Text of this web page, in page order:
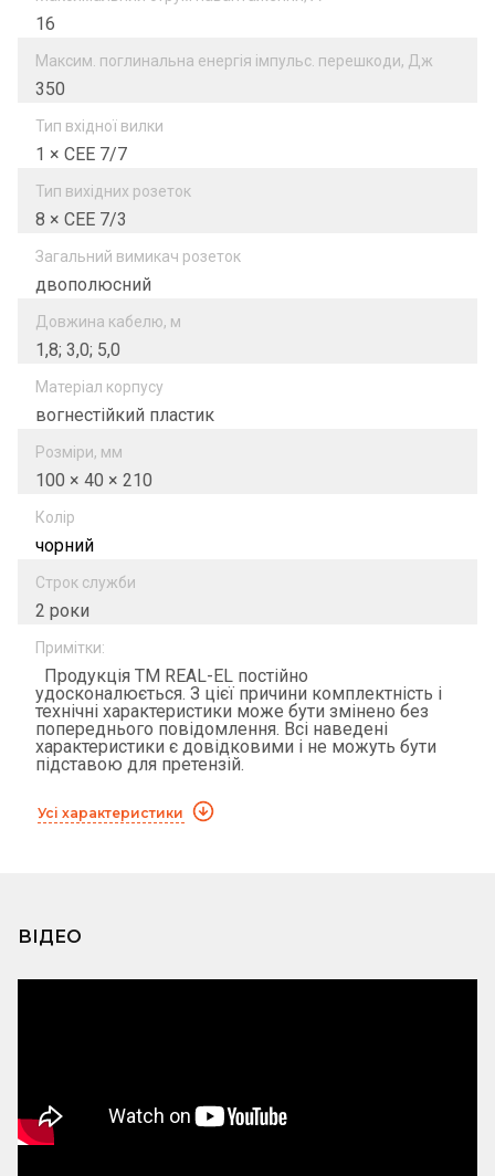
16
Максим. поглинальна енергія імпульс. перешкоди, Дж
350
Тип вхідної вилки
1 × CEE 7/7
Тип вихідних розеток
8 × CEE 7/3
Загальний вимикач розеток
двополюсний
Довжина кабелю, м
1,8; 3,0; 5,0
Матеріал корпусу
вогнестійкий пластик
Розміри, мм
100 × 40 × 210
Колір
чорний
Строк служби
2 роки
Примітки:
Продукція ТМ REAL-EL постійно
удосконалюється. З цієї причини комплектність і
технічні характеристики може бути змінено без
попереднього повідомлення. Всі наведені
характеристики є довідковими і не можуть бути
підставою для претензій.
Усі характеристики
ВІДЕО